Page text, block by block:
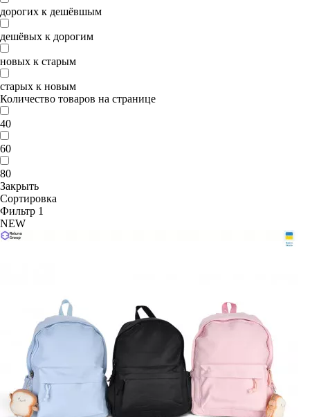
дорогих к дешёвшым
дешёвых к дорогим
новых к старым
старых к новым
Количество товаров на странице
40
60
80
Закрыть
Сортировка
Фильтр 1
NEW